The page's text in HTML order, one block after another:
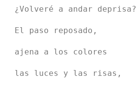
¿Volveré a andar deprisa?
El paso reposado,
ajena a los colores
las luces y las risas,